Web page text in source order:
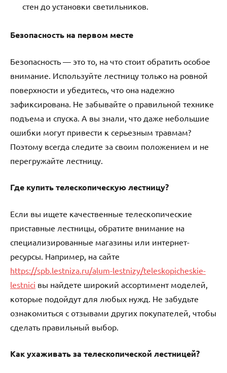
стен до установки светильников.
Безопасность на первом месте
Безопасность — это то, на что стоит обратить особое
внимание. Используйте лестницу только на ровной
поверхности и убедитесь, что она надежно
зафиксирована. Не забывайте о правильной технике
подъема и спуска. А вы знали, что даже небольшие
ошибки могут привести к серьезным травмам?
Поэтому всегда следите за своим положением и не
перегружайте лестницу.
Где купить телескопическую лестницу?
Если вы ищете качественные телескопические
приставные лестницы, обратите внимание на
специализированные магазины или интернет-
ресурсы. Например, на сайте
https://spb.lestniza.ru/alum-lestnizy/teleskopicheskie-
lestnici вы найдете широкий ассортимент моделей,
которые подойдут для любых нужд. Не забудьте
ознакомиться с отзывами других покупателей, чтобы
сделать правильный выбор.
Как ухаживать за телескопической лестницей?